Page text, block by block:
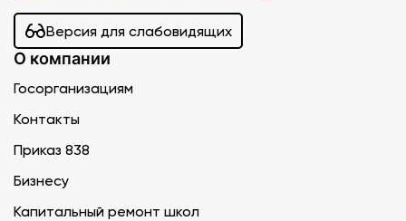
Версия для слабовидящих
О компании
Госорганизациям
Контакты
Приказ 838
Бизнесу
Капитальный ремонт школ